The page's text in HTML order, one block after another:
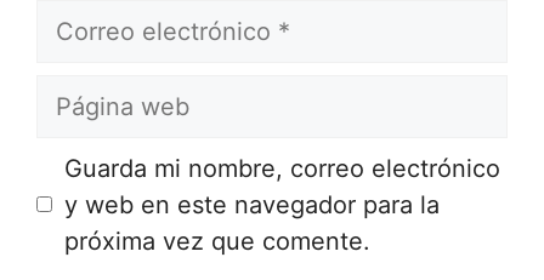
Correo
Página
Guarda mi nombre, correo electrónico
y web en este navegador para la
próxima vez que comente.